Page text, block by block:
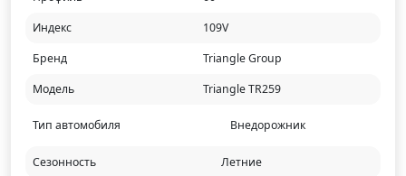
Индекс
109V
Бренд
Triangle Group
Модель
Triangle TR259
Тип автомобиля Внедорожник
Сезонность Летние